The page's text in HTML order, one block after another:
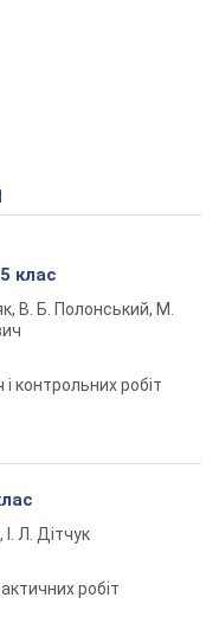
клас
В. Б. Полонський, М.
і контрольних робіт
Л. Дітчук
робіт